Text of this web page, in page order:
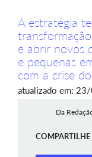
A estratégia
e abrir novos
e pequenas
com a crise
atualizado em:
Da
COMPARTILHE